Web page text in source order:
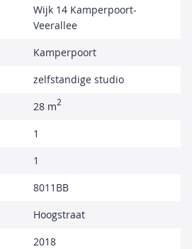
Wijk 14 Kamperpoort-
Veerallee
Kamperpoort
zelfstandige studio
28 m2
1
1
8011BB
Hoogstraat
2018